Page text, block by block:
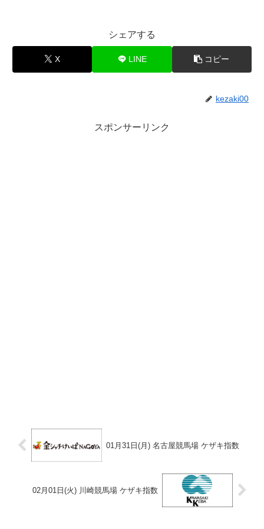
シェアする
X LINE コピー
kezaki00
スポンサーリンク
01月31日(月) 名古屋競馬場 ケザキ指数
02月01日(火) 川崎競馬場 ケザキ指数